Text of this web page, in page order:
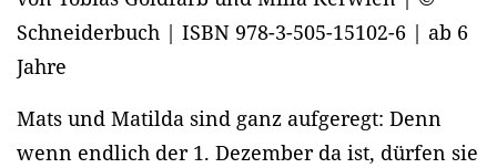
Schneiderbuch | ISBN 978-3-505-15102-6 | ab 6
Jahre
Mats und Matilda sind ganz aufgeregt: Denn
wenn endlich der 1. Dezember da ist, dürfen sie